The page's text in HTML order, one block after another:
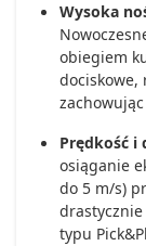
Wysoka
obiegiem
dociskowe,
Prędkość i
osiąganie
do 5 m/s)
typu